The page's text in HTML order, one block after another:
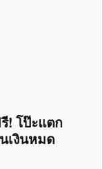
! โป๊ะแตก
เงินหมด